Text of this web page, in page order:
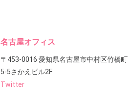
名古屋オフィス
〒453-0016 愛知県名古屋市中村区竹橋町
5-5さかえビル2F
Twitter